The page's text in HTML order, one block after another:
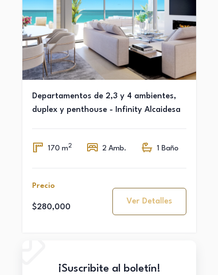
Departamentos de 2,3 y 4 ambientes,
duplex y penthouse - Infinity Alcaidesa
170 m2 2 Amb. 1 Baño
Precio
$280,000
Ver Detalles
¡Suscribite al boletín!